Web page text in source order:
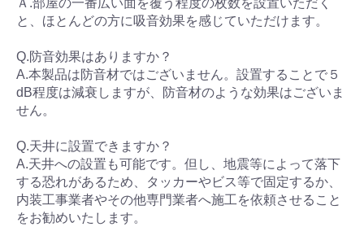
と、ほとんどの方に吸音効果を感じていただけます。
Q.防音効果はありますか？
A.本製品は防音材ではございません。設置することで５
dB程度は減衰しますが、防音材のような効果はございま
せん。
Q.天井に設置できますか？
A.天井への設置も可能です。但し、地震等によって落下
する恐れがあるため、タッカーやビス等で固定するか、
内装工事業者やその他専門業者へ施工を依頼させること
をお勧めいたします。